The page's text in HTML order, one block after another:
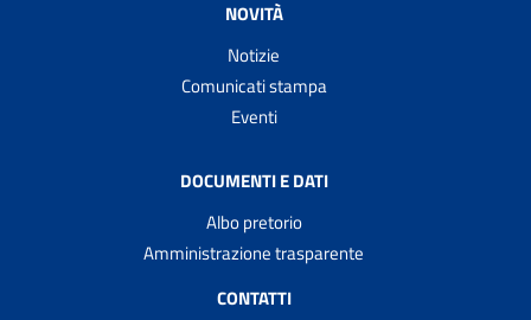
NOVITÀ
Notizie
Comunicati stampa
Eventi
DOCUMENTI E DATI
Albo pretorio
Amministrazione trasparente
CONTATTI